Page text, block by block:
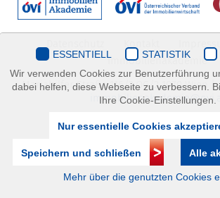
Immobilienakademie
Mariahilfer Straße 116/2.OG/2 1070 Wien |
immobilienakademie@ovi.at
ESSENTIELL STATISTIK
Wir verwenden Cookies zur Benutzerführung
dabei helfen, diese Webseite zu verbessern.
Ihre Cookie-Einstellungen.
Nur essentielle Cookies
Speichern und schließen Alle
Mehr über die genutzten Cookies